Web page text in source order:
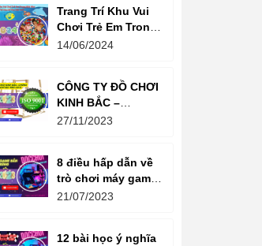
Trang Trí Khu Vui
Chơi Trẻ Em Trong
Nhà Như Thế Nào
14/06/2024
CÔNG TY ĐỒ CHƠI
KINH BẮC –
CHỨNG CHỈ ISO
27/11/2023
8 điều hấp dẫn về
trò chơi máy game
bắn súng
21/07/2023
12 bài học ý nghĩa